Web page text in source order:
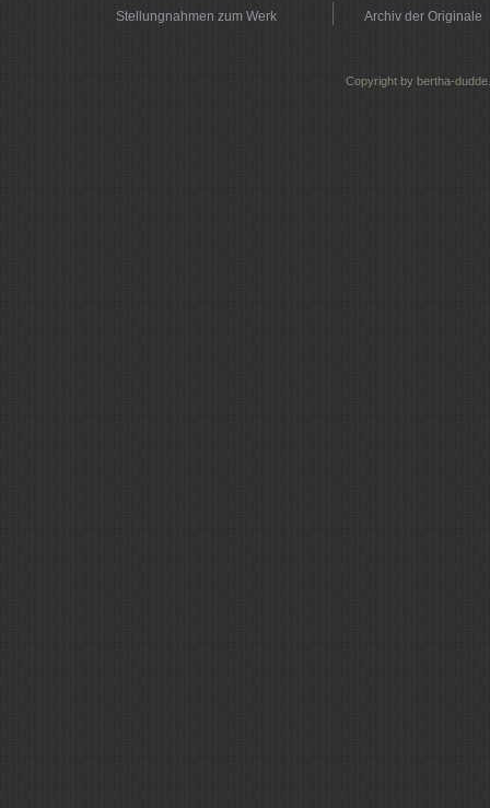
Stellungnahmen zum Werk Archiv der Originale
Copyright by bertha-